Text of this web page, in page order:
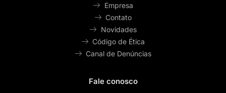
Empresa
Contato
Novidades
Código de Ética
Canal de Denúncias
Fale conosco